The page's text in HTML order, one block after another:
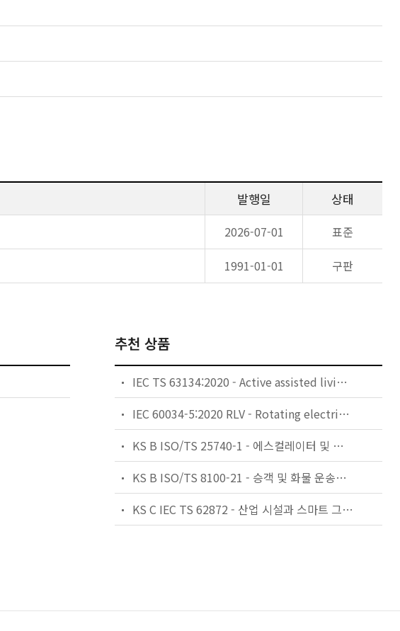
발행일 상태
2026-07-01
표준
1991-01-01 구판
추천 상품
IEC TS 63134:2020 - Active assisted living (AAL) use cases
IEC 60034-5:2020 RLV - Rotating electrical machines - Part 5: Degrees of protection provided by the integral design of rotating electrical machines (IP code) - Classification
KS B ISO/TS 25740-1 - 에스컬레이터 및 무빙워크에 대한 안전요건 — 제1부: 세계공통 필수 안전요건(GESRs)
KS B ISO/TS 8100-21 - 승객 및 화물 운송용 엘리베이터 —제21부: 세계공통 필수안전요건(GESRs)을 충족하는 세계공통 안전 파라미터(GSPs)
KS C IEC TS 62872 - 산업 시설과 스마트 그리드 사이의 산업 공정 측정, 제어 및 자동화 시스템 인터페이스